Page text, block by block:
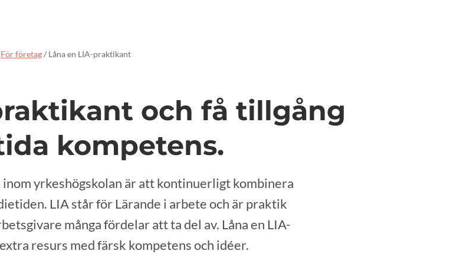
För företag/ Låna en LIA-praktikant
och få tillgång
kompetens.
inom yrkeshögskolan är att kontinuerligt kombinera
LIA står för Lärande i arbete och är praktik
många fördelar att ta del av. Låna en LIA-
resurs med färsk kompetens och idéer.